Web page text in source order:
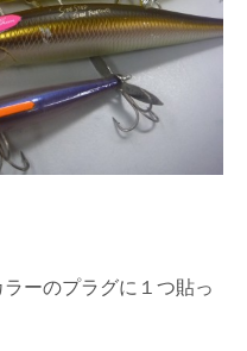
ーのプラグに１つ貼っ